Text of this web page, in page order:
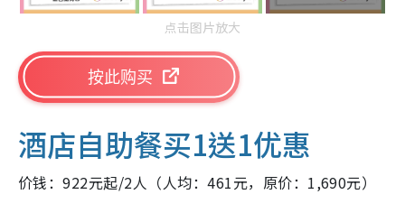
点击图片放大
按此购买
酒店自助餐买1送1优惠
价钱：922元起/2人（人均：461元，原价：1,690元）